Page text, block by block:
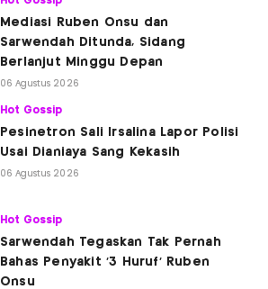
Mediasi Ruben Onsu dan
Sarwendah Ditunda, Sidang
Berlanjut Minggu Depan
06 Agustus 2026
Hot Gossip
Pesinetron Sali Irsalina Lapor Polisi
Usai Dianiaya Sang Kekasih
06 Agustus 2026
Hot Gossip
Sarwendah Tegaskan Tak Pernah
Bahas Penyakit '3 Huruf' Ruben
Onsu